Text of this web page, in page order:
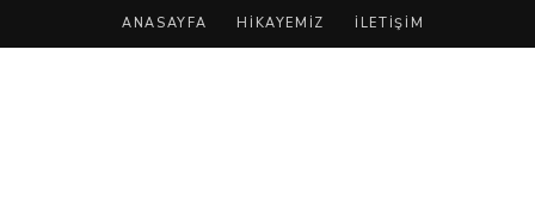
ANASAYFA HIKAYEMIZ İLETIŞIM